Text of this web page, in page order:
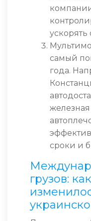
самый
года.
сроки и
грузов: